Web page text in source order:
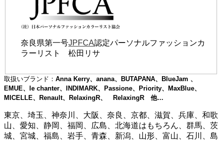
奈良県第一号JPFCA認定パーソナルファッションカ
ラーリスト 松田リサ
取扱いブランド： Anna Kerry、anana、BUTAPANA、BlueJam 、
EMUE、le chanter、INDIMARK、Passione、Priority、MaxBlue、
MICELLE、Renault、RelaxingR、 RelaxingR 他…
東京、埼玉、神奈川、大阪、奈良、京都、滋賀、兵庫、和歌
山、愛知、静岡、福岡、広島、北海道はもちろん、群馬、茨
城、宮城、福島、岩手、青森、新潟、山形、富山、石川、島